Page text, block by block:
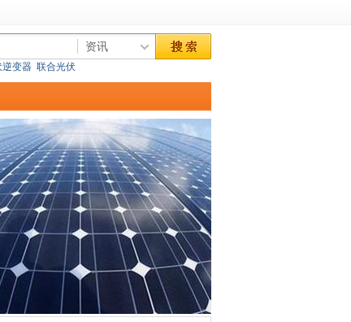
逆变器 联合光伏